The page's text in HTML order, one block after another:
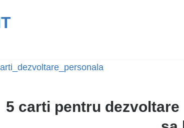
5 carti pentru